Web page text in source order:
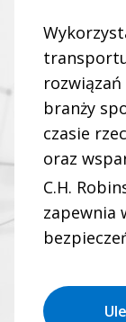
IDZIEMY O KROK
dla
branży
czasie
oraz
C.H.
zapewnia